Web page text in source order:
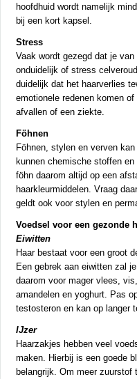
hoofdhuid wordt namelijk
bij een kort kapsel.
Stress
Vaak wordt gezegd dat je
onduidelijk of stress
duidelijk dat het haarverlies
emotionele redenen komen
afvallen of een ziekte.
Föhnen
Föhnen, stylen en verven
kunnen chemische stoffen
föhn daarom altijd op een
haarkleurmiddelen. Vraag
geldt ook voor stylen en
Voedsel voor een gezonde
Eiwitten
Haar bestaat voor een groot
Een gebrek aan eiwitten zal
daarom voor mager vlees,
amandelen en yoghurt. Pas
testosteron en kan op langer
IJzer
Haarzakjes hebben veel
maken. Hierbij is een goede
belangrijk. Om meer zuurstof